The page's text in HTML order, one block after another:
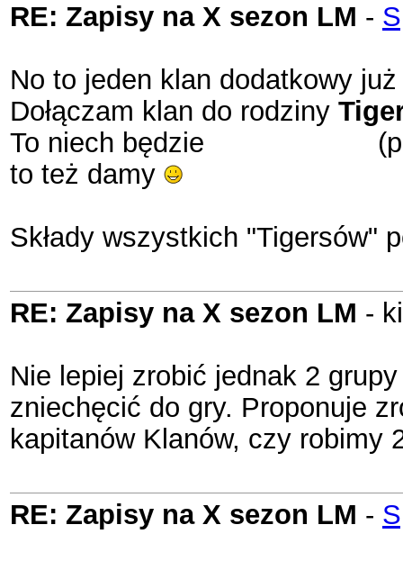
RE: Zapisy na X sezon LM -
No to jeden klan dodatkowy
Dołączam klan do rodziny
To niech będzie
to też damy
Składy wszystkich "Tigersów"
RE: Zapisy na X sezon LM -
Nie lepiej zrobić jednak 2
zniechęcić do gry. Proponuje
kapitanów Klanów, czy robimy
RE: Zapisy na X sezon LM -